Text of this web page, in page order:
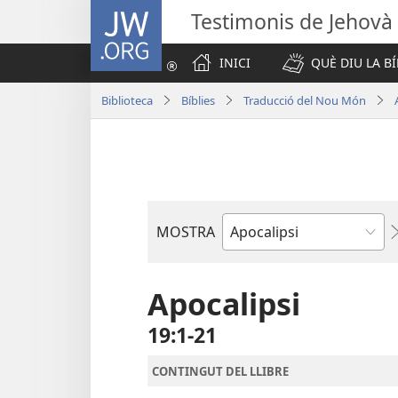
JW.ORG Testimonis de Jehovà
INICI
QUÈ DIU LA
Biblioteca Bíblies Traducció del Nou Món
MOSTRA
Llibre
Apocalipsi
19:1-21
CONTINGUT DEL LLIBRE